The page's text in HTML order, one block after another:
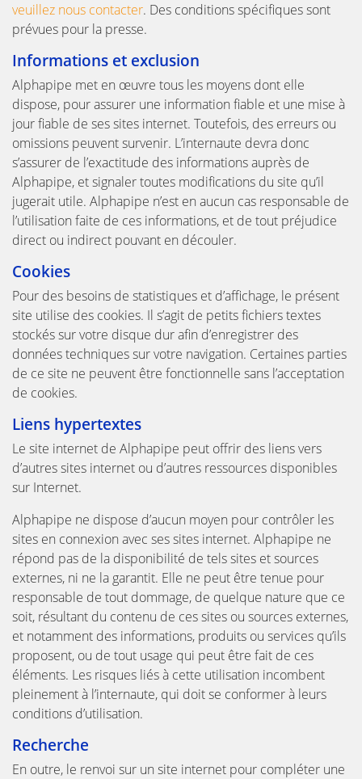
veuillez nous contacter. Des conditions spécifiques sont
prévues pour la presse.
Informations et exclusion
Alphapipe met en œuvre tous les moyens dont elle
dispose, pour assurer une information fiable et une mise à
jour fiable de ses sites internet. Toutefois, des erreurs ou
omissions peuvent survenir. L’internaute devra donc
s’assurer de l’exactitude des informations auprès de
Alphapipe, et signaler toutes modifications du site qu’il
jugerait utile. Alphapipe n’est en aucun cas responsable de
l’utilisation faite de ces informations, et de tout préjudice
direct ou indirect pouvant en découler.
Cookies
Pour des besoins de statistiques et d’affichage, le présent
site utilise des cookies. Il s’agit de petits fichiers textes
stockés sur votre disque dur afin d’enregistrer des
données techniques sur votre navigation. Certaines parties
de ce site ne peuvent être fonctionnelle sans l’acceptation
de cookies.
Liens hypertextes
Le site internet de Alphapipe peut offrir des liens vers
d’autres sites internet ou d’autres ressources disponibles
sur Internet.
Alphapipe ne dispose d’aucun moyen pour contrôler les
sites en connexion avec ses sites internet. Alphapipe ne
répond pas de la disponibilité de tels sites et sources
externes, ni ne la garantit. Elle ne peut être tenue pour
responsable de tout dommage, de quelque nature que ce
soit, résultant du contenu de ces sites ou sources externes,
et notamment des informations, produits ou services qu’ils
proposent, ou de tout usage qui peut être fait de ces
éléments. Les risques liés à cette utilisation incombent
pleinement à l’internaute, qui doit se conformer à leurs
conditions d’utilisation.
Recherche
En outre, le renvoi sur un site internet pour compléter une